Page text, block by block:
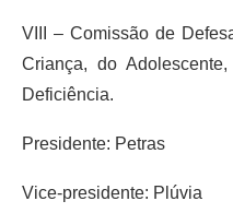
VIII – Comissão de
Criança, do
Deficiência.
Presidente: Petras
Vice-presidente: Plúvia